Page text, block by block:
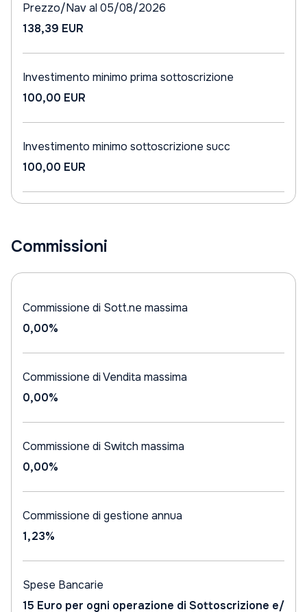
Prezzo/Nav al 05/08/2026
138,39 EUR
Investimento minimo prima sottoscrizione
100,00 EUR
Investimento minimo sottoscrizione succ
100,00 EUR
Commissioni
Commissione di Sott.ne massima
0,00%
Commissione di Vendita massima
0,00%
Commissione di Switch massima
0,00%
Commissione di gestione annua
1,23%
Spese Bancarie
15 Euro per ogni operazione di Sottoscrizione e/